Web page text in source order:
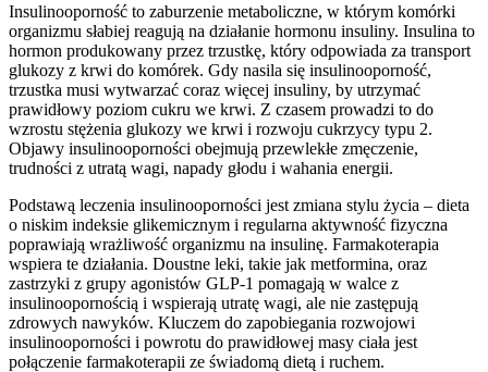
Insulinooporność to zaburzenie metaboliczne, w którym komórki
organizmu słabiej reagują na działanie hormonu insuliny. Insulina to
hormon produkowany przez trzustkę, który odpowiada za transport
glukozy z krwi do komórek. Gdy nasila się insulinooporność,
trzustka musi wytwarzać coraz więcej insuliny, by utrzymać
prawidłowy poziom cukru we krwi. Z czasem prowadzi to do
wzrostu stężenia glukozy we krwi i rozwoju cukrzycy typu 2.
Objawy insulinooporności obejmują przewlekłe zmęczenie,
trudności z utratą wagi, napady głodu i wahania energii.
Podstawą leczenia insulinooporności jest zmiana stylu życia – dieta
o niskim indeksie glikemicznym i regularna aktywność fizyczna
poprawiają wrażliwość organizmu na insulinę. Farmakoterapia
wspiera te działania. Doustne leki, takie jak metformina, oraz
zastrzyki z grupy agonistów GLP-1 pomagają w walce z
insulinoopornością i wspierają utratę wagi, ale nie zastępują
zdrowych nawyków. Kluczem do zapobiegania rozwojowi
insulinooporności i powrotu do prawidłowej masy ciała jest
połączenie farmakoterapii ze świadomą dietą i ruchem.